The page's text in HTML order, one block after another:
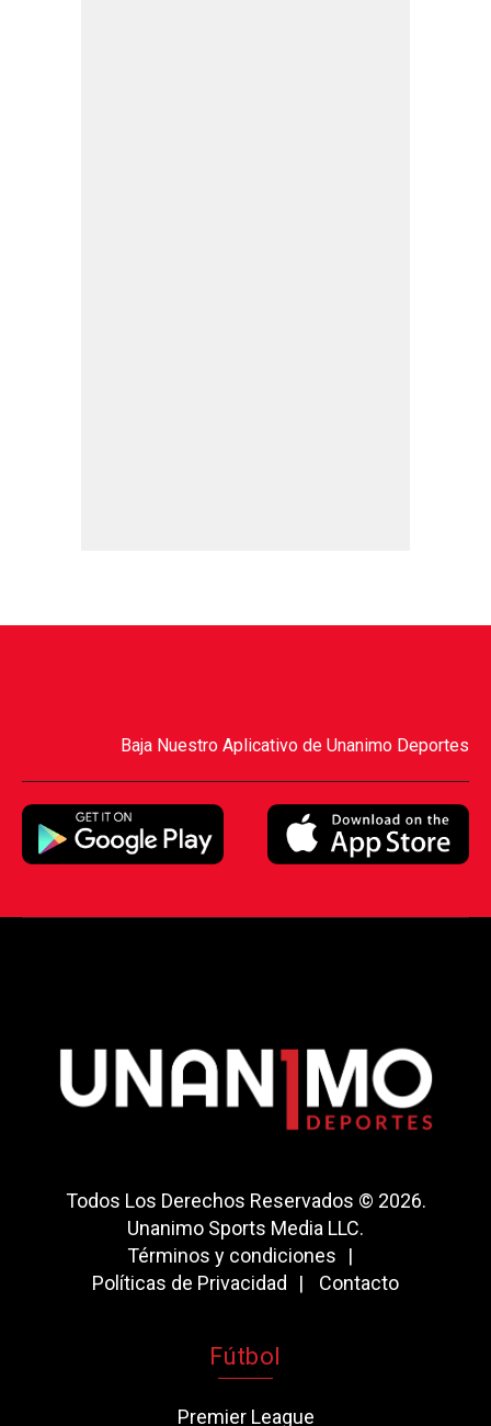
Baja Nuestro Aplicativo de Unanimo Deportes
Todos Los Derechos Reservados © 2026.
Unanimo Sports Media LLC.
Términos y condiciones
Políticas de Privacidad
Contacto
Fútbol
Premier League